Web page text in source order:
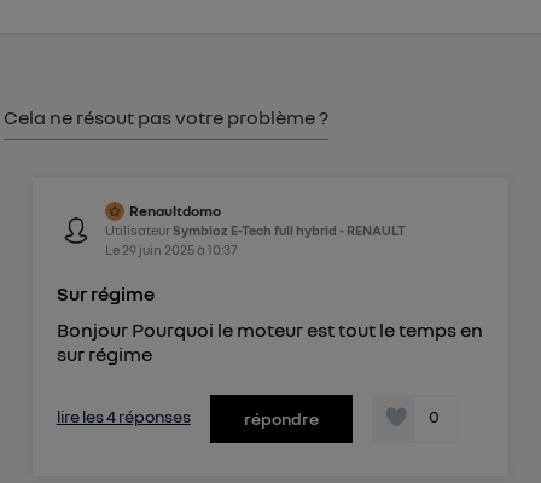
Cela ne résout pas votre problème ?
Renaultdomo
UtilisateurSymbioz E-Tech full hybrid - RENAULT
Le 29 juin 2025à 10:37
Sur régime
Bonjour Pourquoi le moteur est tout le temps en
sur régime
lire les 4 réponses répondre 0
Politique d'information sur les données
personnelles d'Utiq